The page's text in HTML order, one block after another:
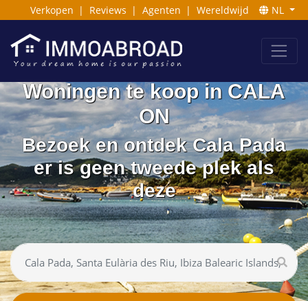
Verkopen | Reviews | Agenten | Wereldwijd NL
Woningen te koop in CALA
ON
Bezoek en ontdek Cala Pada
er is geen tweede plek als
deze